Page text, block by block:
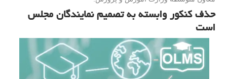
حذف كنكور وابسته به تصمیم نمایندگان مجلس
است